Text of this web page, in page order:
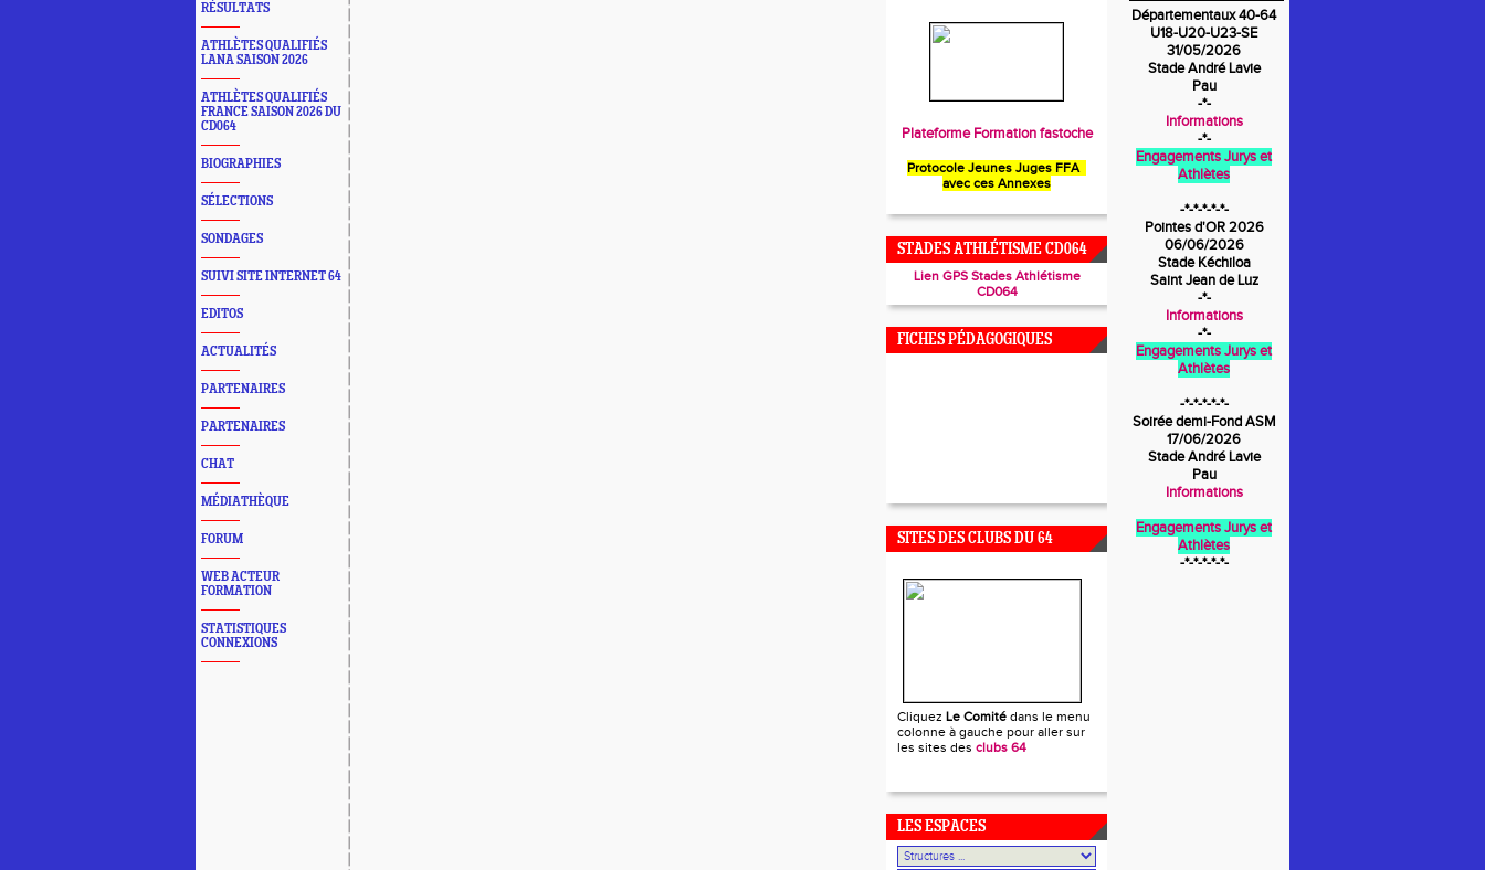
RÉSULTATS
ATHLÈTES QUALIFIÉS
LANA SAISON 2026
ATHLÈTES QUALIFIÉS
FRANCE SAISON 2026 DU
CD064
BIOGRAPHIES
SÉLECTIONS
SONDAGES
SUIVI SITE INTERNET 64
EDITOS
ACTUALITÉS
PARTENAIRES
PARTENAIRES
CHAT
MÉDIATHÈQUE
FORUM
WEB ACTEUR
FORMATION
STATISTIQUES
CONNEXIONS
Plateforme Formation fastoche
Protocole Jeunes Juges FFA
avec ces Annexes
STADES ATHLÉTISME CD064
Lien GPS Stades Athlétisme
CD064
FICHES PÉDAGOGIQUES
SITES DES CLUBS DU 64
Cliquez Le Comité dans le menu
colonne à gauche pour aller sur
les sites des clubs 64
LES ESPACES
Départementaux 40-64
U18-U20-U23-SE
31/05/2026
Stade André Lavie
Pau
-*-
Informations
-*-
Engagements Jurys et
Athlètes
-*-*-*-*-*-
Pointes d'OR 2026
06/06/2026
Stade Kéchiloa
Saint Jean de Luz
-*-
Informations
-*-
Engagements Jurys et
Athlètes
-*-*-*-*-*-
Soirée demi-Fond ASM
17/06/2026
Stade André Lavie
Pau
Informations
Engagements Jurys et
Athlètes
-*-*-*-*-*-